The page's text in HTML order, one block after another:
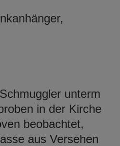
unterm
in der Kirche
beobachtet,
aus Versehen